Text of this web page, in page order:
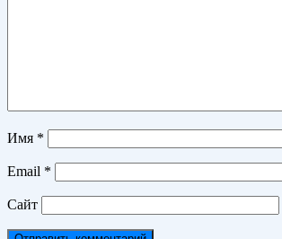
Имя *
Email *
Сайт